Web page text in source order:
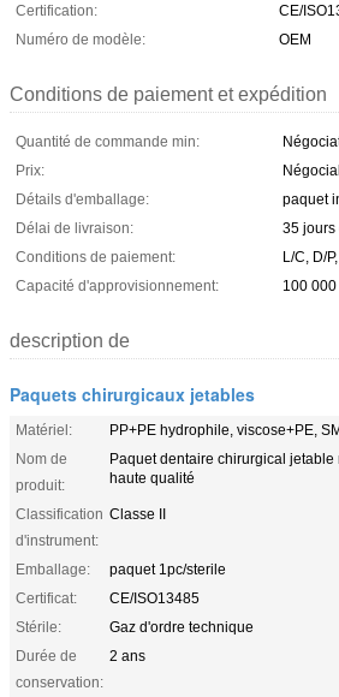
Certification:
CE/
Numéro de modèle:
OEM
Conditions de paiement et expédition
Quantité de commande min:
Prix:
Détails d'emballage:
paquet
Délai de livraison:
35 jours
Conditions de paiement:
L/C, D/
Capacité d'approvisionnement:
100
description de
Paquets chirurgicaux jetables
Matériel:
PP+PE hydrophile, viscose+PE,
Nom de
produit:
Paquet dentaire chirurgical
haute qualité
Classification
d'instrument:
Classe II
Emballage:
paquet 1pc/sterile
Certificat:
CE/ISO13485
Stérile:
Gaz d'ordre technique
Durée de
conservation:
2 ans